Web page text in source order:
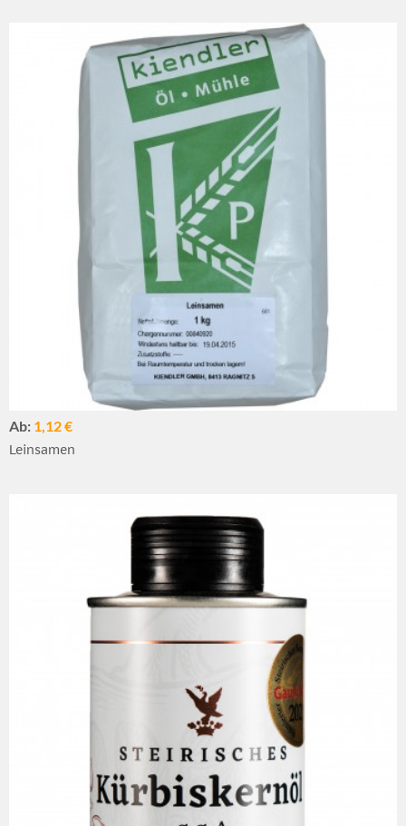
Ab: 1,12 €
Leinsamen